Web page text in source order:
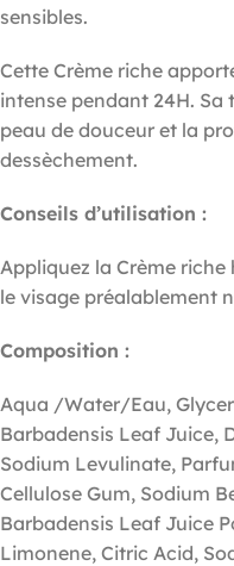
sensibles.
Cette Crème riche
intense pendant 24H.
peau de douceur et la
dessèchement.
Conseils d’utilisation :
Appliquez la Crème
le visage préalablement
Composition :
Aqua /Water/Eau,
Barbadensis Leaf Juice,
Sodium Levulinate,
Cellulose Gum, Sodium
Barbadensis Leaf Juice
Limonene, Citric Acid,